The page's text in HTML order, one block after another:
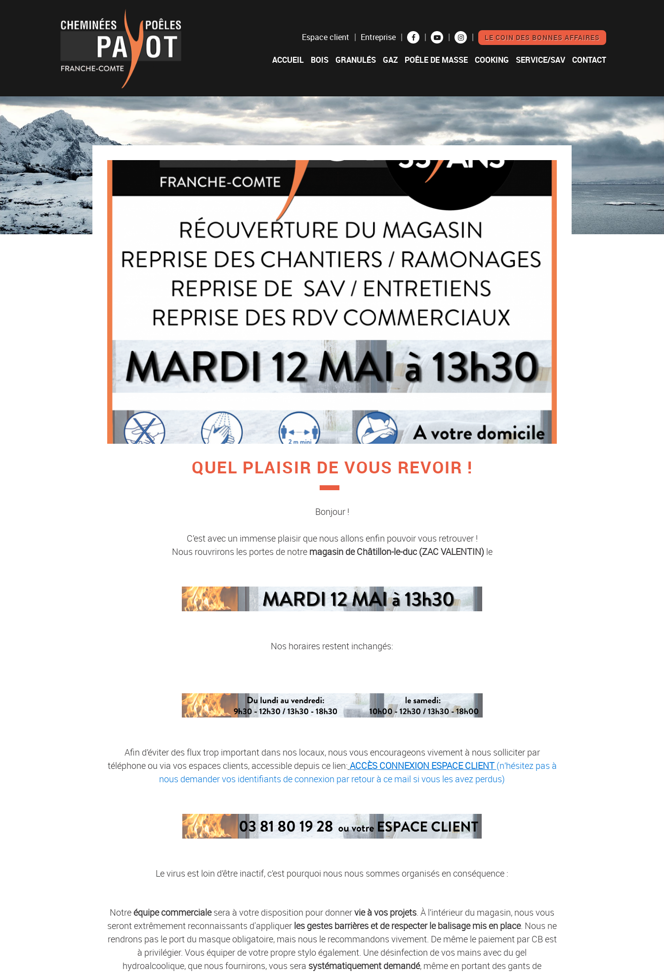
Espace client Entreprise LE COIN DES BONNES AFFAIRES
ACCUEIL BOIS GRANULÉS GAZ POÊLE DE MASSE COOKING SERVICE/SAV CONTACT
QUEL PLAISIR DE VOUS REVOIR !
Bonjour !
C’est avec un immense plaisir que nous allons enfin pouvoir vous retrouver !
Nous rouvrirons les portes de notre magasin de Châtillon-le-duc (ZAC VALENTIN)le
Nos horaires restent inchangés:
Afin d’éviter des flux trop important dans nos locaux, nous vous encourageons vivement à nous solliciter par
téléphone ou via vos espaces clients, accessible depuis ce lien: ACCÈS CONNEXION ESPACE CLIENT (n’hésitez pas à
nous demander vos identifiants de connexion par retour à ce mail si vous les avez perdus)
Le virus est loin d’être inactif, c’est pourquoi nous nous sommes organisés en conséquence :
Notreéquipe commercialesera à votre disposition pour donnervie à vos projets . À l’intérieur du magasin, nous vous
seront extrêmement reconnaissants d'appliquer les gestes barrières et de respecter le balisage mis en place. Nous ne
rendrons pas le port du masque obligatoire, mais nous le recommandons vivement. De même le paiement par CB est
à privilégier. Vous équiper de votre propre stylo également. Une désinfection de vos mains avec du gel
hydroalcoolique, que nous fournirons, vous sera systématiquement demandé, même en portant des gants de